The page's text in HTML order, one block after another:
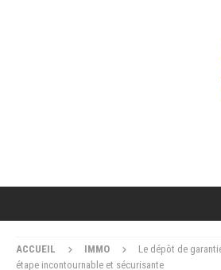
ACCUEIL IMMO
Le dépôt de
étape incontournable et sécurisante